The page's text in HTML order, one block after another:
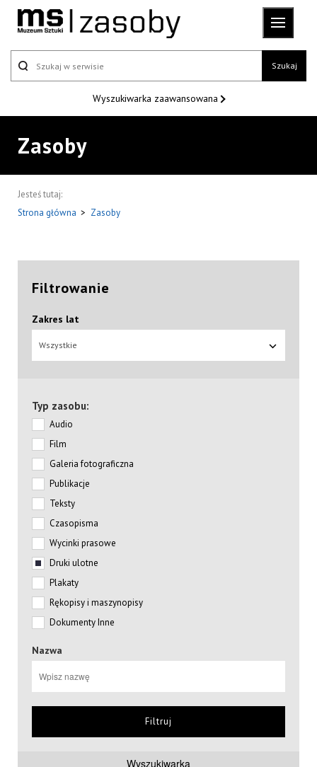
Szukaj
Wyszukiwarka zaawansowana
Zasoby
Jesteś tutaj:
Strona główna > Zasoby
Filtrowanie
Zakres lat
Wszystkie
Typ zasobu:
Audio
Film
Galeria fotograficzna
Publikacje
Teksty
Czasopisma
Wycinki prasowe
Druki ulotne
Plakaty
Rękopisy i maszynopisy
Dokumenty Inne
Nazwa
Filtruj
Wyszukiwarka